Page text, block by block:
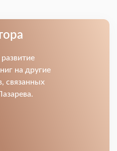
на другие
связанных